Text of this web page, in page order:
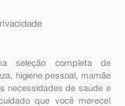
seleção completa de
, higiene pessoal ,mamãe
necessidades de saúde e
que você merece!